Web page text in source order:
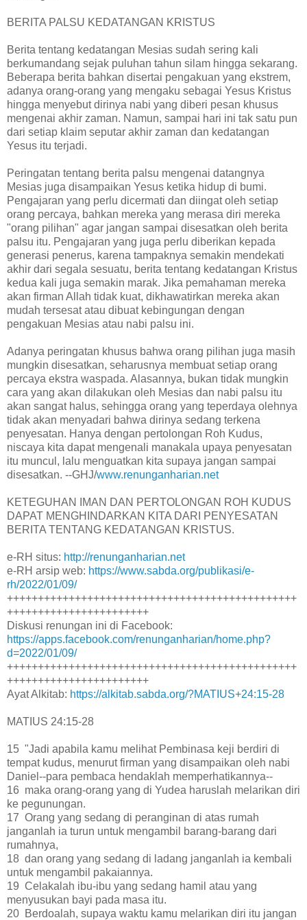
BERITA PALSU KEDATANGAN KRISTUS
Berita tentang kedatangan Mesias sudah sering kali
berkumandang sejak puluhan tahun silam hingga sekarang.
Beberapa berita bahkan disertai pengakuan yang ekstrem,
adanya orang-orang yang mengaku sebagai Yesus Kristus
hingga menyebut dirinya nabi yang diberi pesan khusus
mengenai akhir zaman. Namun, sampai hari ini tak satu pun
dari setiap klaim seputar akhir zaman dan kedatangan
Yesus itu terjadi.
Peringatan tentang berita palsu mengenai datangnya
Mesias juga disampaikan Yesus ketika hidup di bumi.
Pengajaran yang perlu dicermati dan diingat oleh setiap
orang percaya, bahkan mereka yang merasa diri mereka
"orang pilihan" agar jangan sampai disesatkan oleh berita
palsu itu. Pengajaran yang juga perlu diberikan kepada
generasi penerus, karena tampaknya semakin mendekati
akhir dari segala sesuatu, berita tentang kedatangan Kristus
kedua kali juga semakin marak. Jika pemahaman mereka
akan firman Allah tidak kuat, dikhawatirkan mereka akan
mudah tersesat atau dibuat kebingungan dengan
pengakuan Mesias atau nabi palsu ini.
Adanya peringatan khusus bahwa orang pilihan juga masih
mungkin disesatkan, seharusnya membuat setiap orang
percaya ekstra waspada. Alasannya, bukan tidak mungkin
cara yang akan dilakukan oleh Mesias dan nabi palsu itu
akan sangat halus, sehingga orang yang teperdaya olehnya
tidak akan menyadari bahwa dirinya sedang terkena
penyesatan. Hanya dengan pertolongan Roh Kudus,
niscaya kita dapat mengenali manakala upaya penyesatan
itu muncul, lalu menguatkan kita supaya jangan sampai
disesatkan. --GHJ/www.renunganharian.net
KETEGUHAN IMAN DAN PERTOLONGAN ROH KUDUS
DAPAT MENGHINDARKAN KITA DARI PENYESATAN
BERITA TENTANG KEDATANGAN KRISTUS.
e-RH situs: http://renunganharian.net
e-RH arsip web: https://www.sabda.org/publikasi/e-
rh/2022/01/09/
+++++++++++++++++++++++++++++++++++++++++++++++
+++++++++++++++++++++++
Diskusi renungan ini di Facebook:
https://apps.facebook.com/renunganharian/home.php?
d=2022/01/09/
+++++++++++++++++++++++++++++++++++++++++++++++
+++++++++++++++++++++++
Ayat Alkitab: https://alkitab.sabda.org/?MATIUS+24:15-28
MATIUS 24:15-28
15 "Jadi apabila kamu melihat Pembinasa keji berdiri di
tempat kudus, menurut firman yang disampaikan oleh nabi
Daniel--para pembaca hendaklah memperhatikannya--
16 maka orang-orang yang di Yudea haruslah melarikan diri
ke pegunungan.
17 Orang yang sedang di peranginan di atas rumah
janganlah ia turun untuk mengambil barang-barang dari
rumahnya,
18 dan orang yang sedang di ladang janganlah ia kembali
untuk mengambil pakaiannya.
19 Celakalah ibu-ibu yang sedang hamil atau yang
menyusukan bayi pada masa itu.
20 Berdoalah, supaya waktu kamu melarikan diri itu jangan